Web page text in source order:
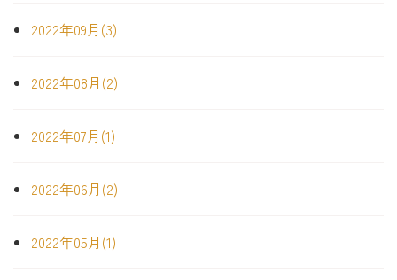
2022年09月(3)
2022年08月(2)
2022年07月(1)
2022年06月(2)
2022年05月(1)